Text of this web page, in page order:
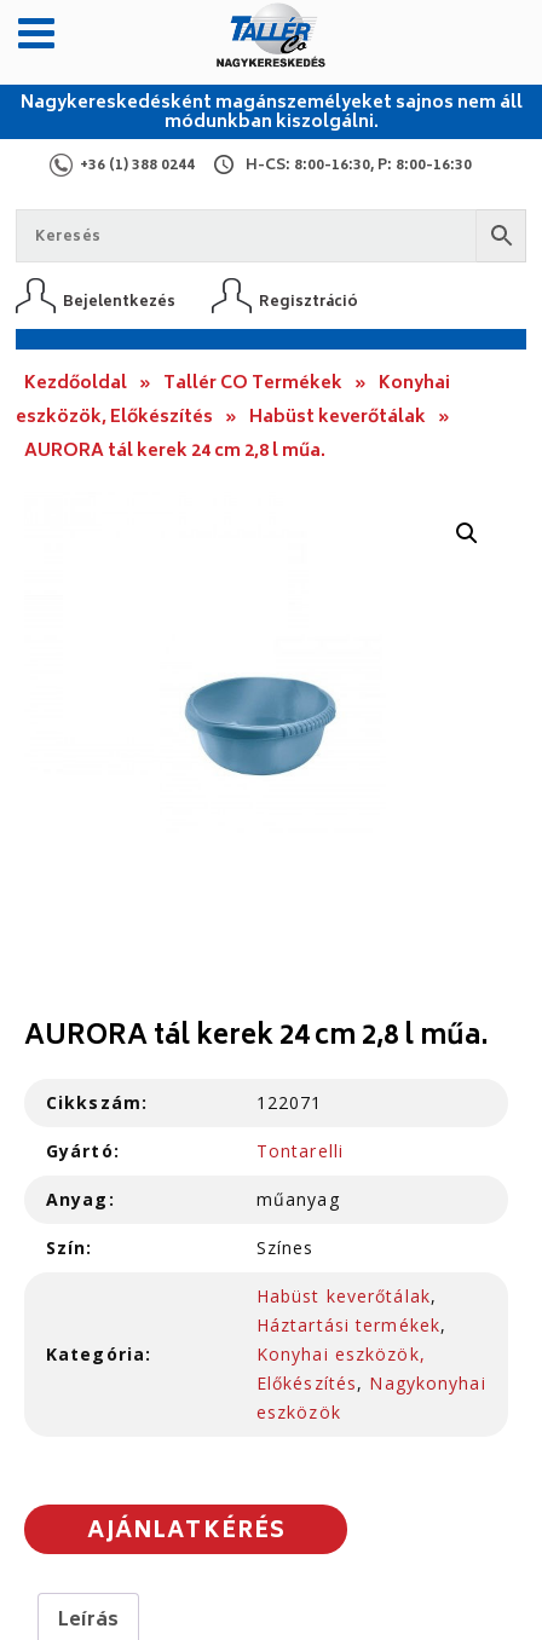
Nagykereskedésként magánszemélyeket sajnos nem áll
módunkban kiszolgálni.
+36 (1) 388 0244 H-CS: 8:00-16:30, P: 8:00-16:30
Bejelentkezés Regisztráció
Kezdőoldal » Tallér CO Termékek » Konyhai
eszközök, Előkészítés » Habüst keverőtálak »
AURORA tál kerek 24 cm 2,8 l műa.
AURORA tál kerek 24 cm 2,8 l műa.
Cikkszám: 122071
Gyártó: Tontarelli
Anyag: műanyag
Szín: Színes
Kategória:
Habüst keverőtálak,
Háztartási termékek,
Konyhai eszközök,
Előkészítés, Nagykonyhai
eszközök
AJÁNLATKÉRÉS
Leírás